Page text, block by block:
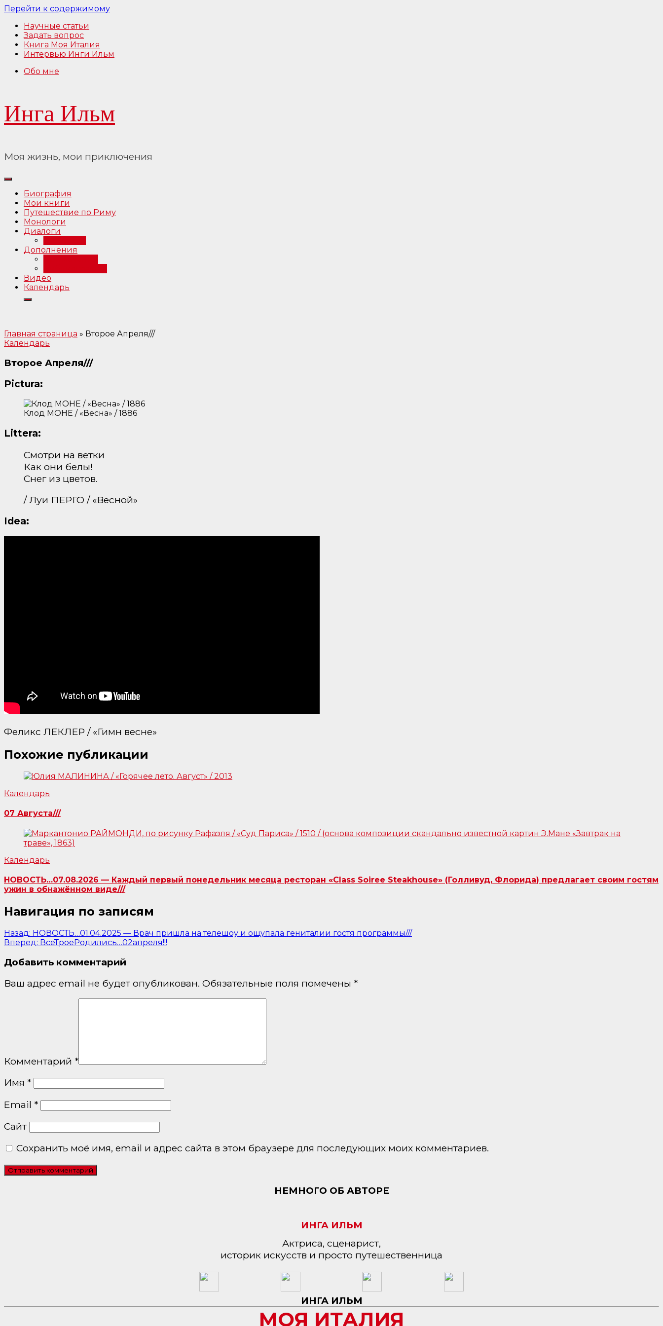
Перейти к содержимому
Научные статьи
Задать вопрос
Книга Моя Италия
Интервью Инги Ильм
Обо мне
Инга Ильм
Моя жизнь, мои приключения
Биография
Мои книги
Путешествие по Риму
Монологи
Диалоги
Дополнения
Видео
Календарь
Главная страница » Второе Апреля///
Календарь
Второе Апреля///
Pictura:
Клод МОНЕ / «Весна» / 1886
Littera:
Смотри на ветки
Как они белы!
Снег из цветов.
/ Луи ПЕРГО / «Весной»
Idea:
Феликс ЛЕКЛЕР / «Гимн весне»
Похожие публикации
Календарь
07 Августа///
Календарь
НОВОСТЬ…07.08.2026 — Каждый первый понедельник месяца ресторан «Class Soiree Steakhouse» (Голливуд, Флорида) предлагает своим гостям
ужин в обнажённом виде///
Навигация по записям
Назад: НОВОСТЬ…01.04.2025 — Врач пришла на телешоу и ощупала гениталии гостя программы///
Вперед: ВсеТроеРодились…02апреля!!!
Добавить комментарий
Ваш адрес email не будет опубликован. Обязательные поля помечены *
Комментарий *
Имя *
Email *
Сайт
Сохранить моё имя, email и адрес сайта в этом браузере для последующих моих комментариев.
НЕМНОГО ОБ АВТОРЕ
ИНГА ИЛЬМ
Актриса, сценарист,
историк искусств и просто путешественница
ИНГА ИЛЬМ
МОЯ ИТАЛИЯ